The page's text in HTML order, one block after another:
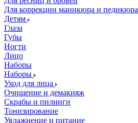
Для коррекции маникюра и педикюра
Детям
Глаза
Губы
Ногти
Лицо
Наборы
Наборы
Уход для лица
Очищение и демакияж
Скрабы и пилинги
Тонизирование
Увлажнение и питание